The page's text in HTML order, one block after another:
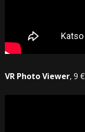
VR Photo Viewer, 9 €